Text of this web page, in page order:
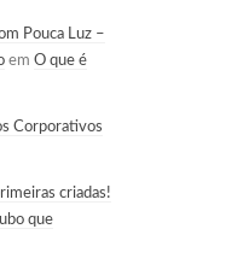
Pouca Luz –
em O que é
Corporativos
criadas!
que